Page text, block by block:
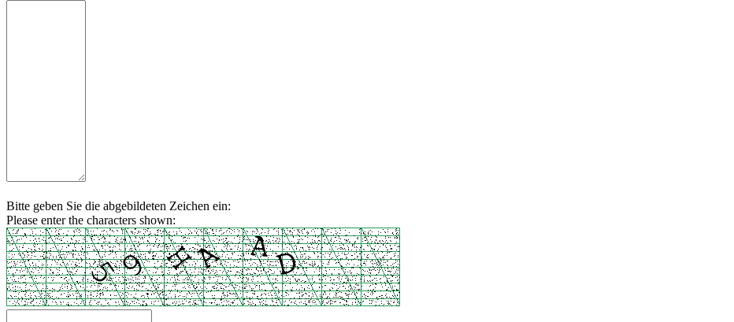
Bitte geben Sie die abgebildeten Zeichen ein:
Please enter the characters shown: